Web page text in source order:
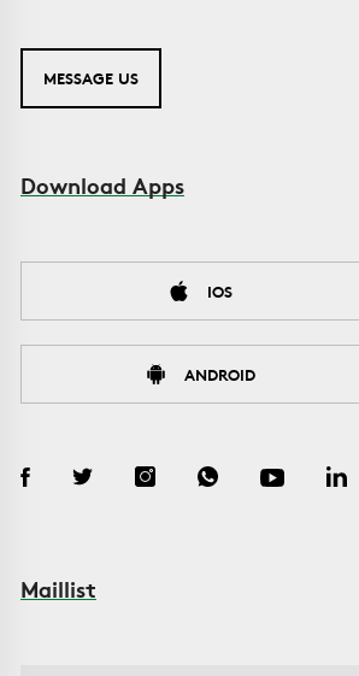
MESSAGE US
Download Apps
IOS
ANDROID
Maillist